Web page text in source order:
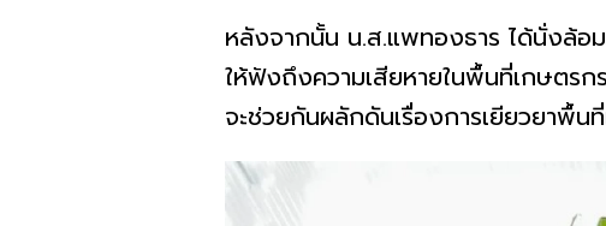
หลังจากนั้น น.ส.แพทองธาร ได้นั่งล้อ
ให้ฟังถึงความเสียหายในพื้นที่เกษตร
จะช่วยกันผลักดันเรื่องการเยียวยาพื้น